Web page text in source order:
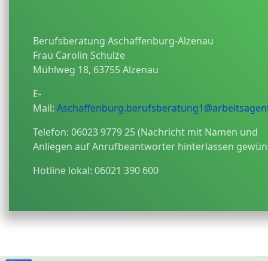
Berufsberatung Aschaffenburg-Alzenau
Frau Carolin Schulze
Mühlweg 18, 63755 Alzenau
E-
Mail:
Telefon: 06023 9779 25 (Nachricht mit Namen und
Anliegen auf Anrufbeantworter hinterlassen
Hotline lokal: 06021 390 600